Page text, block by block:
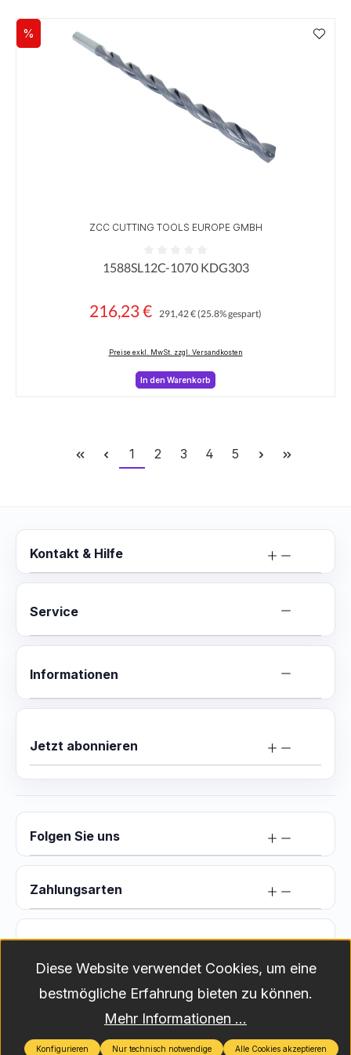
Rabatt
%
ZCC CUTTING TOOLS EUROPE GMBH
Durchschnittliche Bewertung von 0 von 5 Sternen
1588SL12C-1070 KDG303
Verkaufspreis:
216,23 € 291,42 €(25.8% gespart)
Preise exkl. MwSt. zzgl. Versandkosten
In den Warenkorb
Seite
1 Seite
2 Seite
3 Seite
4 Seite
5
Kontakt & Hilfe
Service
Informationen
Jetzt abonnieren
Folgen Sie uns
Zahlungsarten
Versand
Alle Preise exkl. gesetzl. Mehrwertsteuer zzgl.
und ggf. Nachnahmegebühren, wenn nicht anders angegeben.
2026
Diese Website verwendet Cookies, um eine
bestmögliche Erfahrung bieten zu können.
Mehr Informationen ...
Nur technisch notwendige
Konfigurieren Alle Cookies akzeptieren